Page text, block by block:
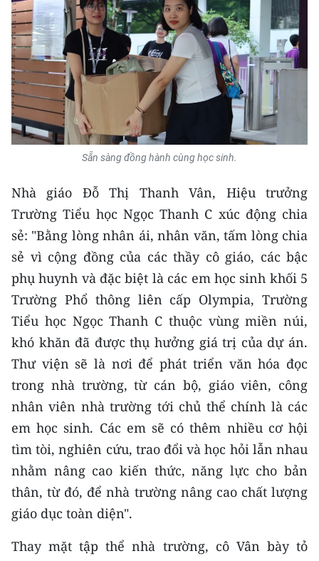
VỀ BÁO NHÂN DÂN
THỜI NAY
NHÂN DÂN CUỐI TUẦN
NHÂN DÂN HẰNG THÁNG
ĐỌC BÁO IN
ENGLISH
中文
FRANÇAIS
ESPAÑOL
한국어
Sẵn sàng đồng hành cùng học sinh.
Nhà giáo Đỗ Thị Thanh Vân, Hiệu trưởng
Trường Tiểu học Ngọc Thanh C xúc động chia
sẻ: "Bằng lòng nhân ái, nhân văn, tấm lòng chia
sẻ vì cộng đồng của các thầy cô giáo, các bậc
phụ huynh và đặc biệt là các em học sinh khối 5
Trường Phổ thông liên cấp Olympia, Trường
Tiểu học Ngọc Thanh C thuộc vùng miền núi,
khó khăn đã được thụ hưởng giá trị của dự án.
Thư viện sẽ là nơi để phát triển văn hóa đọc
trong nhà trường, từ cán bộ, giáo viên, công
nhân viên nhà trường tới chủ thể chính là các
em học sinh. Các em sẽ có thêm nhiều cơ hội
tìm tòi, nghiên cứu, trao đổi và học hỏi lẫn nhau
nhằm nâng cao kiến thức, năng lực cho bản
thân, từ đó, để nhà trường nâng cao chất lượng
giáo dục toàn diện".
Thay mặt tập thể nhà trường, cô Vân bày tỏ